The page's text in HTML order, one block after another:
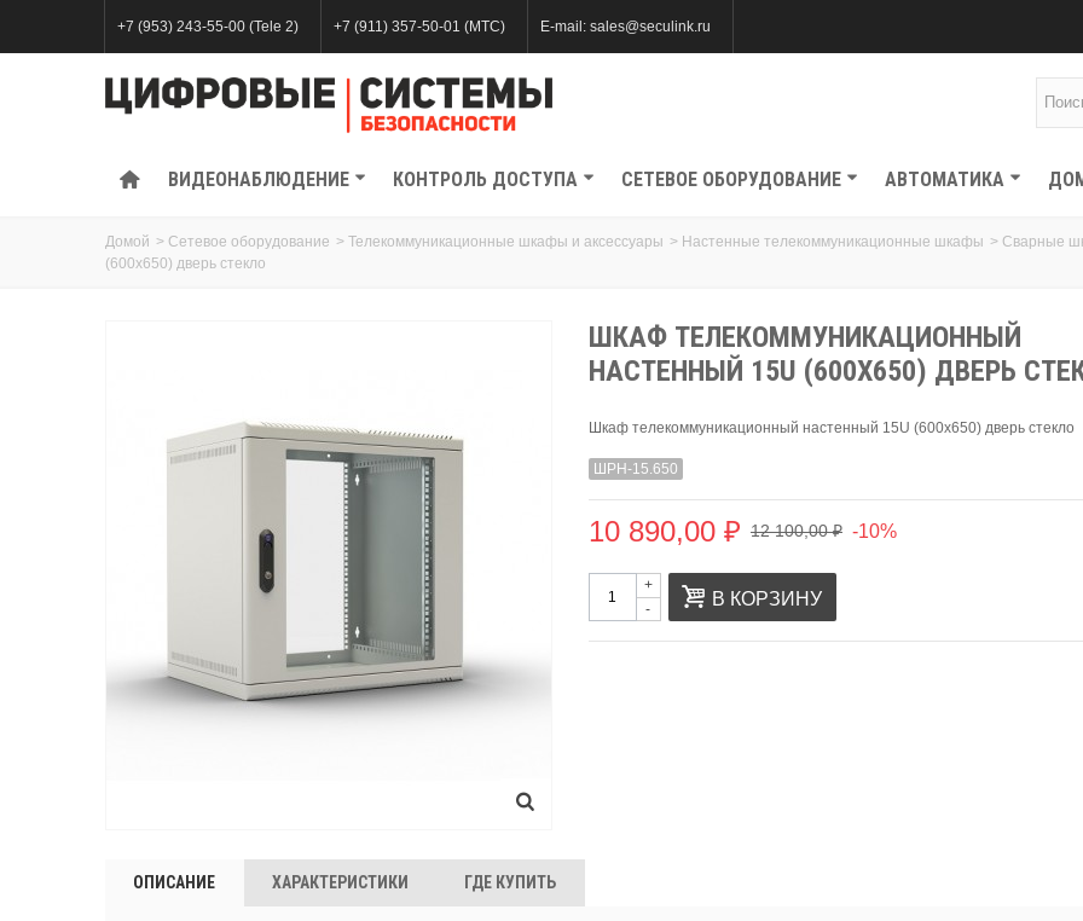
+7 (953) 243-55-00 (Tele 2) +7 (911) 357-50-01 (МТС) E-mail: sales@seculink.ru
ВИДЕОНАБЛЮДЕНИЕ КОНТРОЛЬ ДОСТУПА СЕТЕВОЕ ОБОРУДОВАНИЕ АВТОМАТИКА
Домой > Сетевое оборудование > Телекоммуникационные шкафы и аксессуары > Настенные телекоммуникационные шкафы > Сварные
(600х650) дверь стекло
ШКАФ ТЕЛЕКОММУНИКАЦИОННЫЙ
НАСТЕННЫЙ 15U (600Х650) ДВЕРЬ
Шкаф телекоммуникационный настенный 15U (600х650) дверь стекло
ШРН-15.650
10 890,00 ₽ 12 100,00 ₽ -10%
-
+
В КОРЗИНУ
ОПИСАНИЕ ХАРАКТЕРИСТИКИ ГДЕ КУПИТЬ